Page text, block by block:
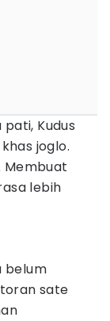
Kudus
joglo.
Membuat
lebih
belum
sate